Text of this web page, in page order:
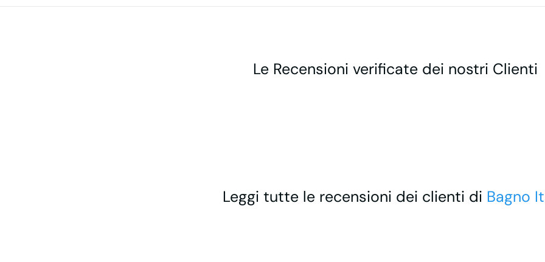
Le Recensioni verificate dei nostri Clienti
Leggi tutte le recensioni dei clienti di Bagno